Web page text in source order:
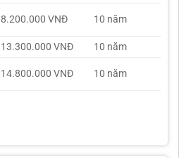
8.200.000 VNĐ 10 năm
13.300.000 VNĐ 10 năm
14.800.000 VNĐ 10 năm